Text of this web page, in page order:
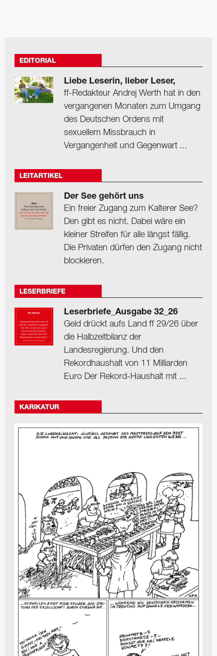
EDITORIAL
Liebe Leserin, lieber Leser,
ff-Redakteur Andrej Werth hat in den
vergangenen Monaten zum Umgang
des Deutschen Ordens mit
sexuellem Missbrauch in
Vergangenheit und Gegenwart ...
LEITARTIKEL
Der See gehört uns
Ein freier Zugang zum Kalterer See?
Den gibt es nicht. Dabei wäre ein
kleiner Streifen für alle längst fällig.
Die Privaten dürfen den Zugang nicht
blockieren.
LESERBRIEFE
Leserbriefe_Ausgabe 32_26
Geld drückt aufs Land ff 29/26 über
die Halbzeitbilanz der
Landesregierung. Und den
Rekordhaushalt von 11 Milliarden
Euro Der Rekord-Haushalt mit ...
KARIKATUR